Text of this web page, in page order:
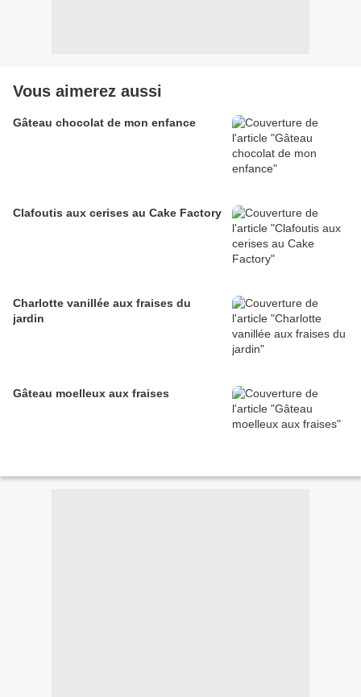
Vous aimerez aussi
Gâteau chocolat de mon enfance
Clafoutis aux cerises au Cake Factory
Charlotte vanillée aux fraises du
jardin
Gâteau moelleux aux fraises